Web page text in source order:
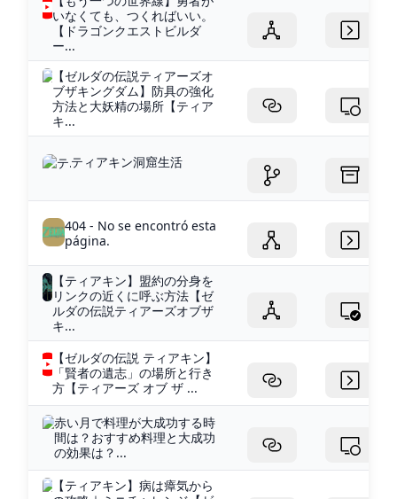
いなくても、つくればいい。
【ドラゴンクエストビルダ
ー...
【ゼルダの伝説ティアーズオ
ブザキングダム】防具の強化
方法と大妖精の場所【ティア
キ...
ティアキン洞窟生活
404 - No se encontró esta
página.
【ティアキン】盟約の分身を
リンクの近くに呼ぶ方法【ゼ
ルダの伝説ティアーズオブザ
キ...
【ゼルダの伝説 ティアキン】
「賢者の遺志」の場所と行き
方【ティアーズ オブ ザ ...
赤い月で料理が大成功する時
間は？おすすめ料理と大成功
の効果は？...
【ティアキン】病は瘴気から